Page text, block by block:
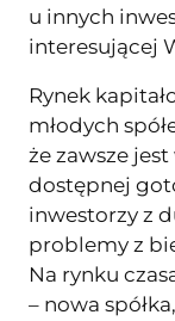
u innych
interesującej
Rynek
młodych
że zawsze
dostępnej
inwestorzy z
problemy z
Na rynku
– nowa